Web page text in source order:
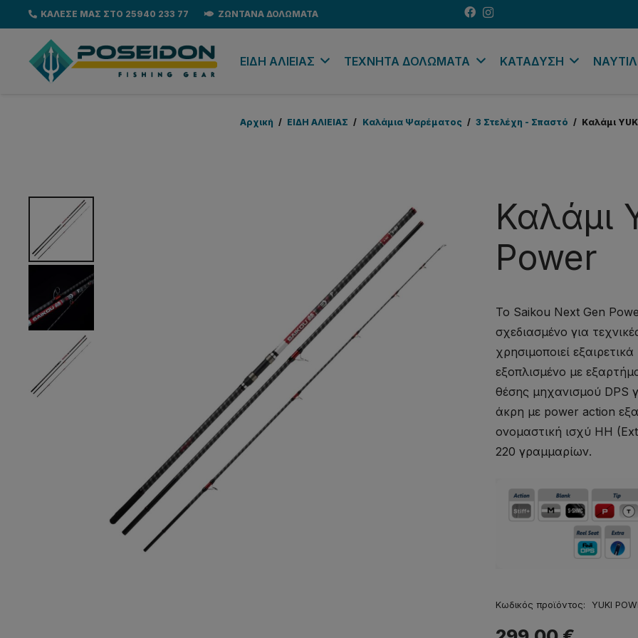
ΚΑΛΕΣΕ ΜΑΣ ΣΤΟ 25940 233 77 ΖΩΝΤΑΝΑ ΔΟΛΩΜΑΤΑ
EΙΔΗ ΑΛΙΕΙΑΣ ΤΕΧΝΗΤΑ ΔΟΛΩΜΑΤΑ ΚΑΤΑΔΥΣΗ
Αρχική / EΙΔΗ ΑΛΙΕΙΑΣ / Καλάμια Ψαρέματος / 3 Στελέχη - Σπαστό / Καλάμι
Καλάμι
Power
Το Saikou Next Gen
σχεδιασμένο για
χρησιμοποιεί
εξοπλισμένο με
θέσης μηχανισμού DPS
άκρη με power action
ονομαστική ισχύ HH
220 γραμμαρίων.
Κωδικός προϊόντος: YUKI